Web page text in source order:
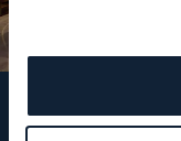
關注我們